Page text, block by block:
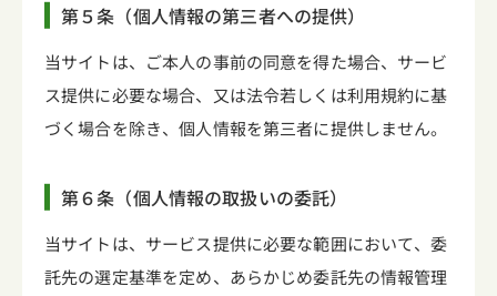
第５条（個人情報の第三者への提供）
当サイトは、ご本人の事前の同意を得た場合、サービ
ス提供に必要な場合、又は法令若しくは利用規約に基
づく場合を除き、個人情報を第三者に提供しません。
第６条（個人情報の取扱いの委託）
当サイトは、サービス提供に必要な範囲において、委
託先の選定基準を定め、あらかじめ委託先の情報管理